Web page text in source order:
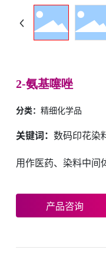
2-氨基噻唑
分类：精细化学品
关键词：数码印花染
用作医药、染料中间
产品咨询